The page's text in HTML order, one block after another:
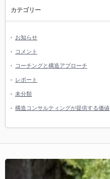
カテゴリー
お知らせ
コメント
コーチングと構造アプローチ
レポート
未分類
構造コンサルティングが提供する価値